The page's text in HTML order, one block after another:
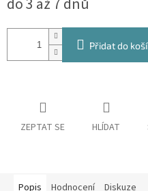
Přidat do
ZEPTAT SE HLÍDAT
Popis Hodnocení Diskuze